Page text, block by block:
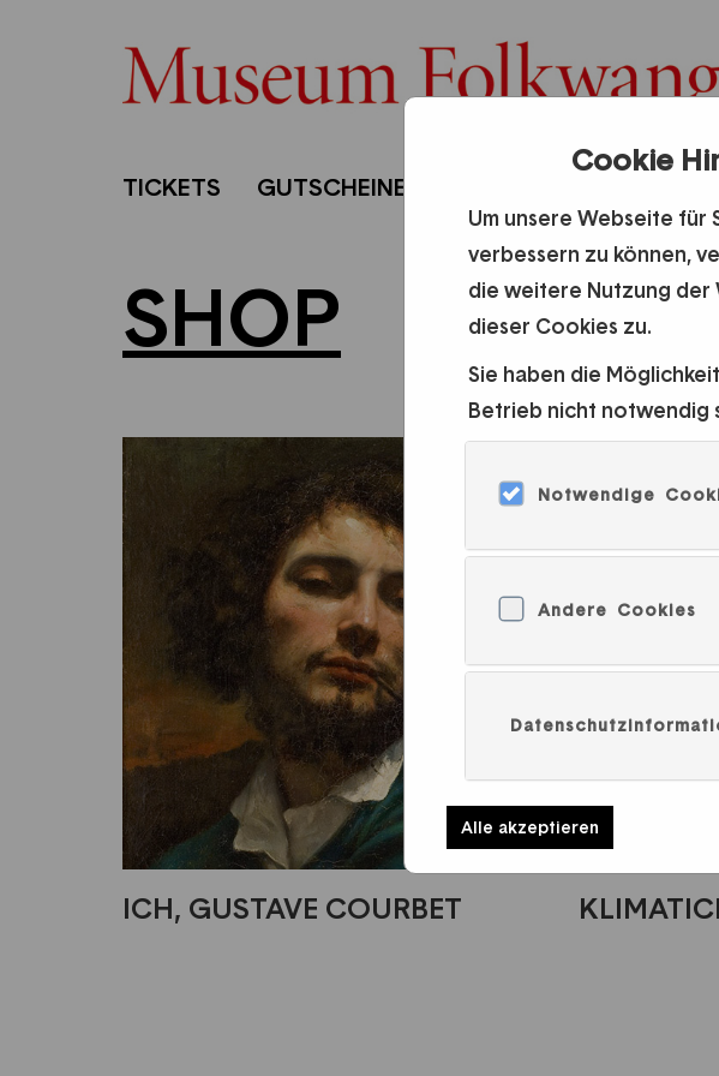
Cookie
Um unsere Webseite
verbessern zu können,
die weitere Nutzung der
dieser Cookies zu.
Sie haben die
Betrieb nicht notwendig
Notwendige
Andere Cookies
Alle akzeptieren
TICKETS GUTSCHEINE
SHOP
ICH, GUSTAVE COURBET